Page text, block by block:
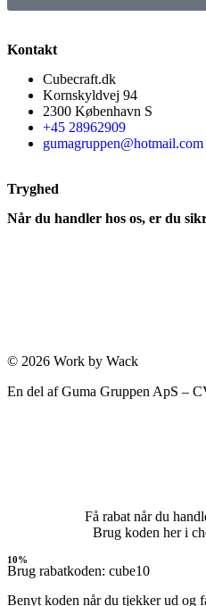
Kontakt
Cubecraft.dk
Kornskyldvej 94
2300 København S
+45 28962909
gumagruppen@hotmail.com
Tryghed
Når du handler hos os, er du
© 2026 Work by Wack
En del af Guma Gruppen ApS –
Få rabat når du
Brug koden her i
10%
Brug rabatkoden: cube10
Benyt koden når du tjekker ud og